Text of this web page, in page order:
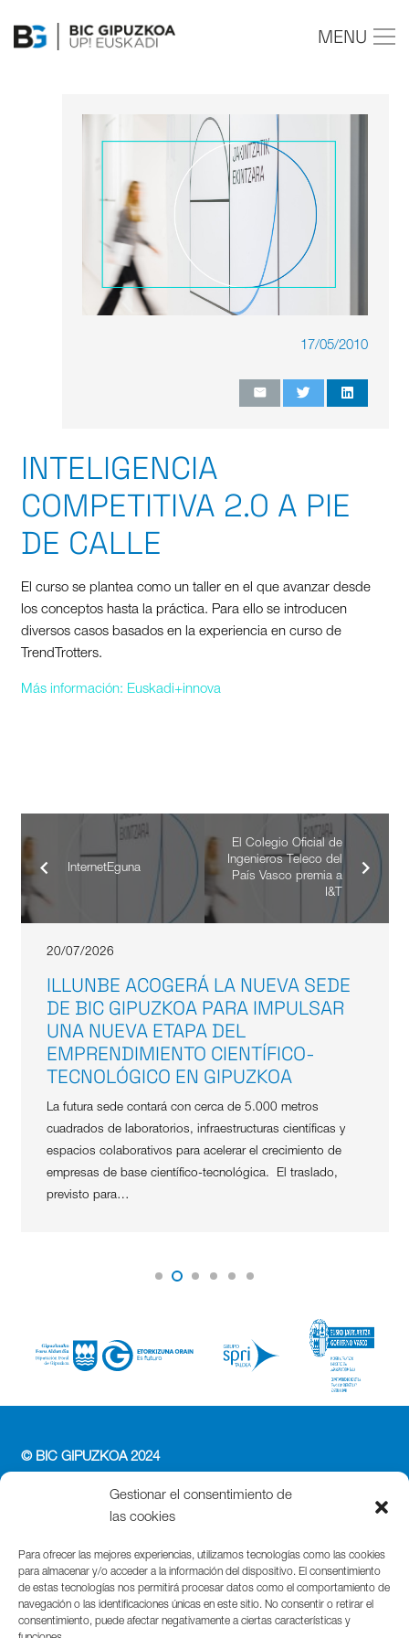
Gestionar el consentimiento de
las cookies
Para ofrecer las mejores experiencias, utilizamos tecnologías como las cookies
para almacenar y/o acceder a la información del dispositivo. El consentimiento
de estas tecnologías nos permitirá procesar datos como el comportamiento de
navegación o las identificaciones únicas en este sitio. No consentir o retirar el
consentimiento, puede afectar negativamente a ciertas características y
MENU
17/05/2010
INTELIGENCIA
COMPETITIVA 2.0 A PIE
DE CALLE
El curso se plantea como un taller en el que avanzar desde
los conceptos hasta la práctica. Para ello se introducen
diversos casos basados en la experiencia en curso de
TrendTrotters.
Más información: Euskadi+innova
InternetEguna
El Colegio Oficial de
Ingenieros Teleco del
País Vasco premia a
I&T
20/07/2026
ILLUNBE ACOGERÁ LA NUEVA SEDE
DE BIC GIPUZKOA PARA IMPULSAR
UNA NUEVA ETAPA DEL
EMPRENDIMIENTO CIENTÍFICO-
TECNOLÓGICO EN GIPUZKOA
La futura sede contará con cerca de 5.000 metros
cuadrados de laboratorios, infraestructuras científicas y
espacios colaborativos para acelerar el crecimiento de
empresas de base científico-tecnológica. El traslado,
previsto para…
© BIC GIPUZKOA 2024
PERFIL DEL CONTRATANTE
ACCESIBILIDAD
POLÍTICA DE COOKIES
AVISO LEGAL
Parque Cientifico Tecnológico de Gipuzkoa